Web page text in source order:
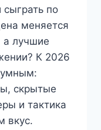
сыграть по
меняется
а лучшие
К 2026
умным:
скрытые
и тактика
вкус.